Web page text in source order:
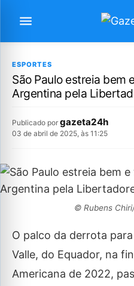
ESPORTES
São Paulo estreia bem
Argentina pela
Publicado por gazeta24h
03 de abril de 2025, às 11:25
© Rubens
O palco da derrota
Valle, do Equador, na
Americana de 2022,